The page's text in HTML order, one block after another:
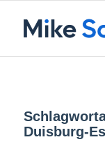
Duisburg-